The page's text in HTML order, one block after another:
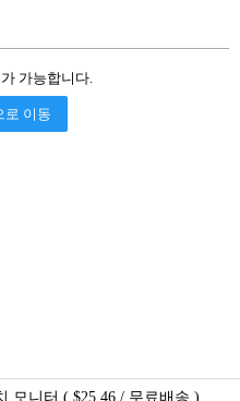
가능합니다.
로 이동
모니터 ( $25.46 / 무료배송 )